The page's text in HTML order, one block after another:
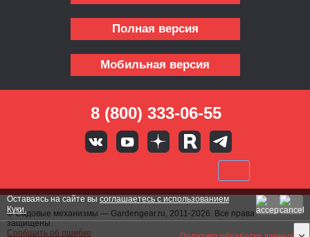
Полная версия
Мобильная версия
8 (800) 333-06-55
© Садовые механизмы — Gardengear.ru, 2011-2026. Все права
защищены.
Сообщить об ошибке
Оставаясь на сайте вы соглашаетесь с использованием
Куки.